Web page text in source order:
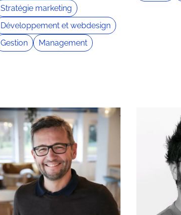
Stratégie marketing
Développement et webdesign
Gestion
Management